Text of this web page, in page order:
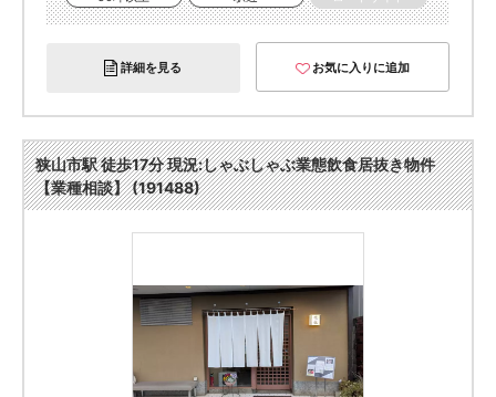
詳細を見る お気に入りに追加
狭山市駅 徒歩17分 現況:しゃぶしゃぶ業態飲食居抜き物件
【業種相談】 (191488)